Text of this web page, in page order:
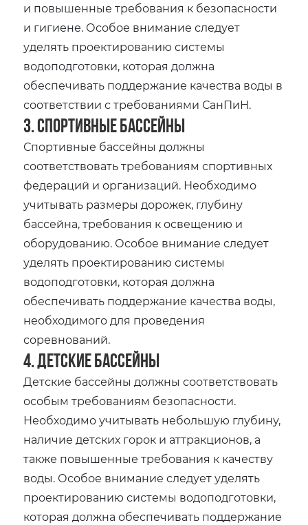
и повышенные требования к безопасности
и гигиене. Особое внимание следует
уделять проектированию системы
водоподготовки, которая должна
обеспечивать поддержание качества воды в
соответствии с требованиями СанПиН.
3. Спортивные бассейны
Спортивные бассейны должны
соответствовать требованиям спортивных
федераций и организаций. Необходимо
учитывать размеры дорожек, глубину
бассейна, требования к освещению и
оборудованию. Особое внимание следует
уделять проектированию системы
водоподготовки, которая должна
обеспечивать поддержание качества воды,
необходимого для проведения
соревнований.
4. Детские бассейны
Детские бассейны должны соответствовать
особым требованиям безопасности.
Необходимо учитывать небольшую глубину,
наличие детских горок и аттракционов, а
также повышенные требования к качеству
воды. Особое внимание следует уделять
проектированию системы водоподготовки,
которая должна обеспечивать поддержание